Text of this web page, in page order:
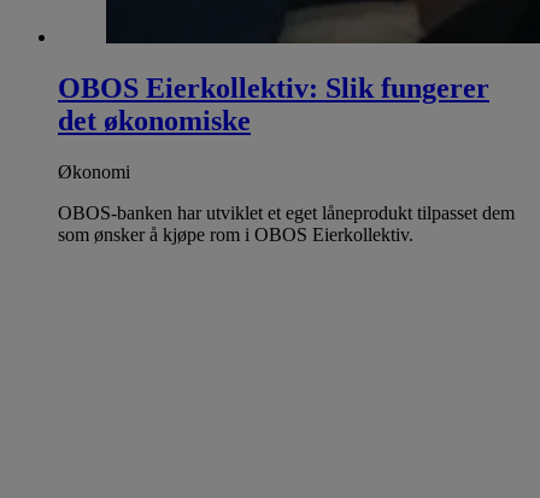
OBOS Eierkollektiv: Slik fungerer
det økonomiske
Økonomi
OBOS-banken har utviklet et eget låneprodukt tilpasset dem
som ønsker å kjøpe rom i OBOS Eierkollektiv.